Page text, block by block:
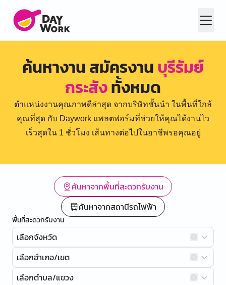
ค้นหางาน สมัครงานบุรีรัมย์
กระสังทั้งหมด
ตำแหน่งงานคุณภาพดีล่าสุด จากบริษัทชั้นนำ ในพื้นที่ใกล้
คุณที่สุด กับ Daywork แพลตฟอร์มที่ช่วยให้คุณได้งานไว
เร็วสุดใน 1 ชั่วโมง เส้นทางต่อไปในอาชีพรอคุณอยู่
ค้นหาจากพื้นที่สะดวกรับงาน
ค้นหาจากสถานีรถไฟฟ้า
พื้นที่สะดวกรับงาน
เลือกจังหวัด
เลือกอำเภอ/เขต
เลือกตำบล/แขวง